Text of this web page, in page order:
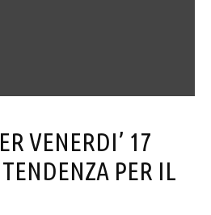
VENERDI’ 17
PER IL